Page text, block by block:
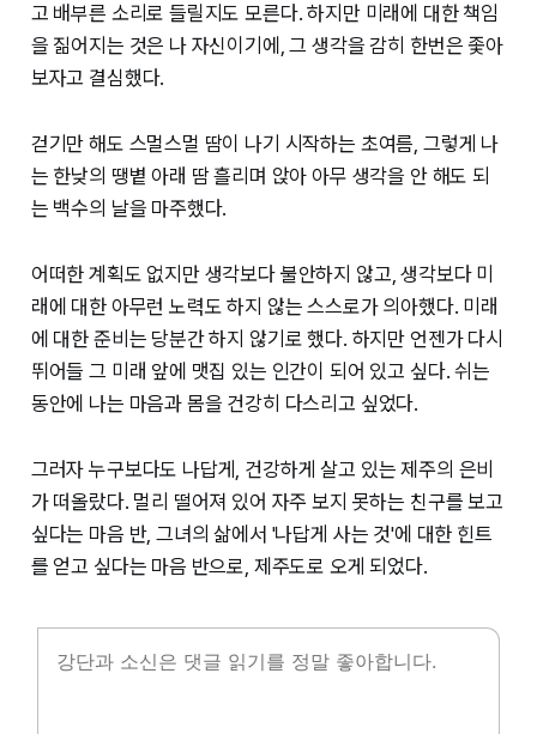
고 배부른 소리로 들릴지도 모른다. 하지만 미래에 대한 책임
을 짊어지는 것은 나 자신이기에, 그 생각을 감히 한번은 좇아
보자고 결심했다.
걷기만 해도 스멀스멀 땀이 나기 시작하는 초여름, 그렇게 나
는 한낮의 땡볕 아래 땀 흘리며 앉아 아무 생각을 안 해도 되
는 백수의 날을 마주했다.
어떠한 계획도 없지만 생각보다 불안하지 않고, 생각보다 미
래에 대한 아무런 노력도 하지 않는 스스로가 의아했다. 미래
에 대한 준비는 당분간 하지 않기로 했다. 하지만 언젠가 다시
뛰어들 그 미래 앞에 맷집 있는 인간이 되어 있고 싶다. 쉬는
동안에 나는 마음과 몸을 건강히 다스리고 싶었다.
그러자 누구보다도 나답게, 건강하게 살고 있는 제주의 은비
가 떠올랐다. 멀리 떨어져 있어 자주 보지 못하는 친구를 보고
싶다는 마음 반, 그녀의 삶에서 '나답게 사는 것'에 대한 힌트
를 얻고 싶다는 마음 반으로, 제주도로 오게 되었다.